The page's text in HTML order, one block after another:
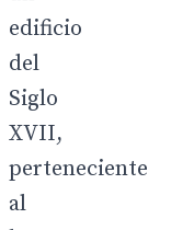
edificio
del
Siglo
XVII,
perteneciente
al